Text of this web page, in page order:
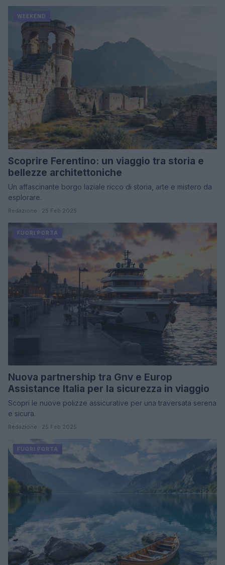
WEEKEND
Scoprire Ferentino: un viaggio tra storia e
bellezze architettoniche
Un affascinante borgo laziale ricco di storia, arte e mistero da
esplorare.
Redazione · 25 Feb 2025
FUORI PORTA
Nuova partnership tra Gnv e Europ
Assistance Italia per la sicurezza in viaggio
Scopri le nuove polizze assicurative per una traversata serena
e sicura.
Redazione · 25 Feb 2025
FUORI PORTA